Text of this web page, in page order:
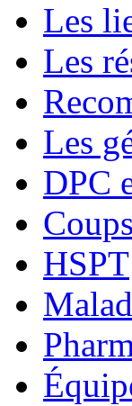
Les
Les
Les
DPC
HSPT